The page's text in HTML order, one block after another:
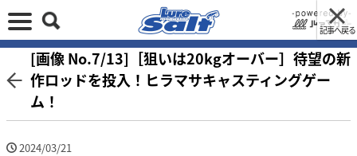
記事へ戻る
[画像 No.7/13]［狙いは20kgオーバー］待望の新
作ロッドを投入！ヒラマサキャスティングゲー
ム！
2024/03/21